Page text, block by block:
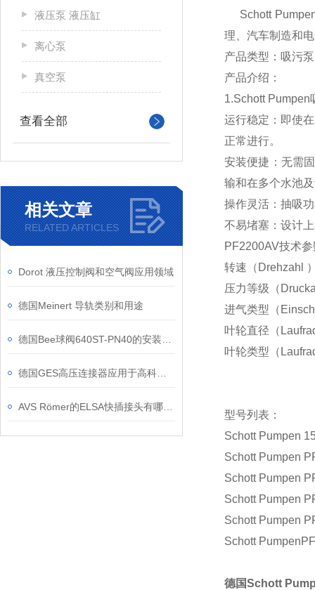
液压泵 液压缸
离心泵
真空泵
查看全部
相关文章
RELATED ARTICLES
Dorot 液压控制阀和空气阀应用领域
德国Meinert 导轨类别和用途
Schott Pumpen
理、汽车制造和
产品类型：吸污
产品介绍：
1.Schott
运行稳定：即使
正常进行。
安装便捷：无需
输和在多个水池
操作灵活：抽吸
不易堵塞：设计
PF2200AV技术
转速（Drehzahl
压力等级（
进气类型（
叶轮直径（
叶轮类型（
型号列表：
Schott Pumpen
Schott Pumpen
Schott Pumpen
Schott Pumpen
Schott Pumpen
Schott
德国Schott